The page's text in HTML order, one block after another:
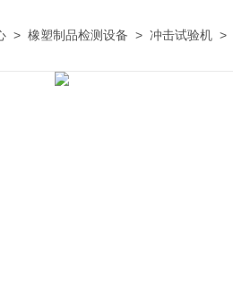
> 橡塑制品检测设备 > 冲击试验机 >